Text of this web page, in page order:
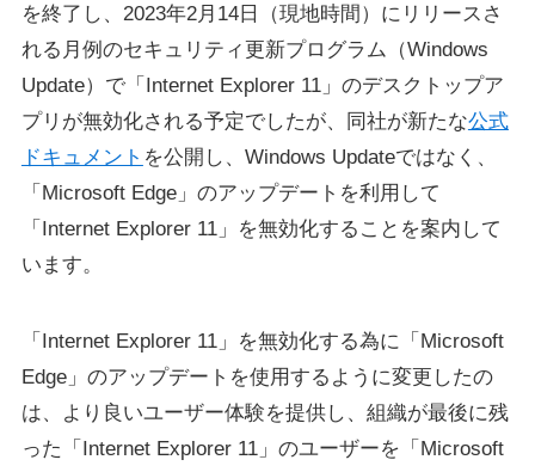
を終了し、2023年2月14日（現地時間）にリリースさ
れる月例のセキュリティ更新プログラム（Windows
Update）で「Internet Explorer 11」のデスクトップア
プリが無効化される予定でしたが、同社が新たな公式
ドキュメント を公開し、Windows Updateではなく、
「Microsoft Edge」のアップデートを利用して
「Internet Explorer 11」を無効化することを案内して
います。
「Internet Explorer 11」を無効化する為に「Microsoft
Edge」のアップデートを使用するように変更したの
は、より良いユーザー体験を提供し、組織が最後に残
った「Internet Explorer 11」のユーザーを「Microsoft